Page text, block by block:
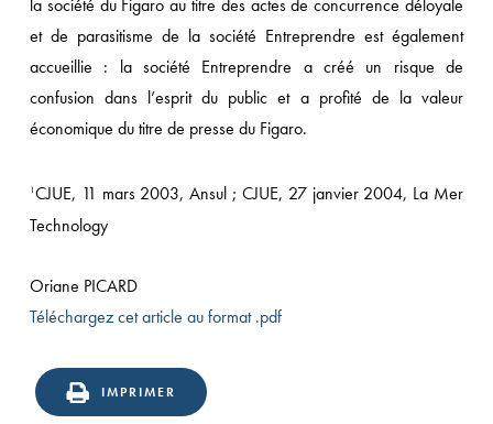
la société du Figaro au titre des actes de concurrence déloyale
et de parasitisme de la société Entreprendre est également
accueillie : la société Entreprendre a créé un risque de
confusion dans l’esprit du public et a profité de la valeur
économique du titre de presse du Figaro.
1 CJUE, 11 mars 2003, Ansul ; CJUE, 27 janvier 2004, La Mer
Technology
Oriane PICARD
Téléchargez cet article au format .pdf
IMPRIMER